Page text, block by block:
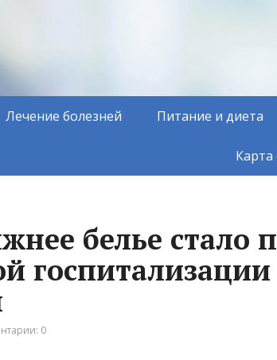
Лечение болезней Питание и диета
Карта
белье стало
госпитализации
0